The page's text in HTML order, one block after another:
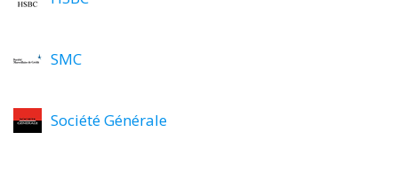
SMC
Société Générale